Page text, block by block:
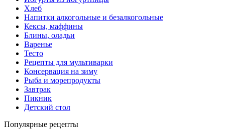
Хлеб
Напитки алкогольные и безалкогольные
Кексы, маффины
Блины, оладьи
Варенье
Тесто
Рецепты для мультиварки
Консервация на зиму
Рыба и морепродукты
Завтрак
Пикник
Детский стол
Популярные рецепты